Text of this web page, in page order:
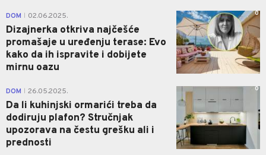
DOM 02.06.2025.
Dizajnerka otkriva najčešće
promašaje u uređenju terase: Evo
kako da ih ispravite i dobijete
mirnu oazu
0
DOM 26.05.2025.
Da li kuhinjski ormarići treba da
dodiruju plafon? Stručnjak
upozorava na čestu grešku ali i
prednosti
0